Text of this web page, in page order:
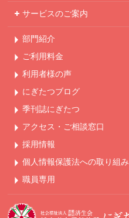
サービスのご案内
部門紹介
ご利用料金
利用者様の声
にぎたつブログ
季刊誌にぎたつ
アクセス・ご相談窓口
採用情報
個人情報保護法への取り組み
職員専用